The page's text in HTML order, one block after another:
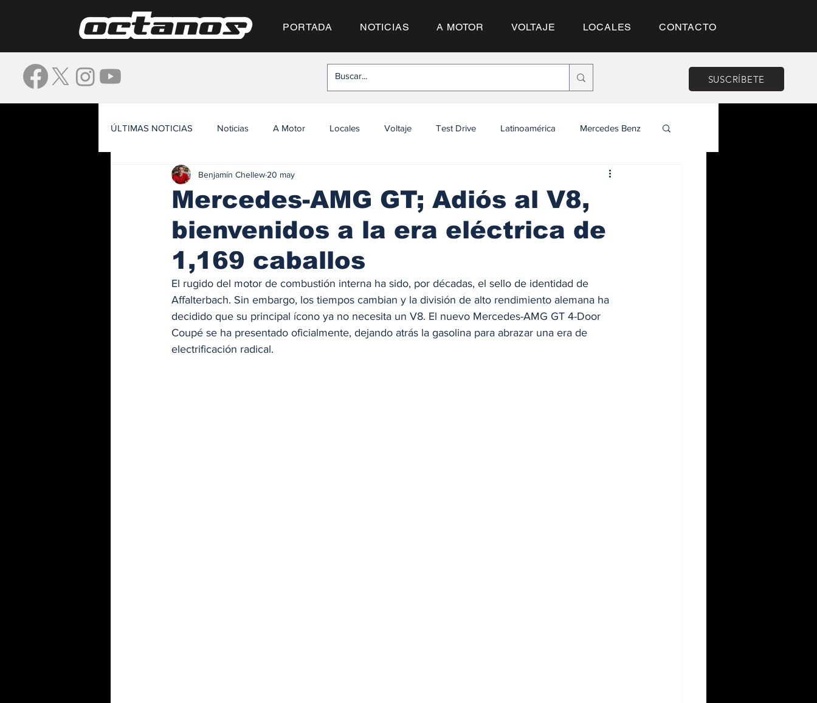
PORTADA NOTICIAS A MOTOR VOLTAJE LOCALES CONTACTO
SUSCRÍBETE
ÚLTIMAS NOTICIAS Noticias A Motor Locales Voltaje Test Drive Latinoamérica Mercedes Benz
Mercedes-AMG GT; Adiós al V8,
bienvenidos a la era eléctrica de
1,169 caballos
Benjamín Chellew 20 may
El rugido del motor de combustión interna ha sido, por décadas, el sello de identidad de
Affalterbach. Sin embargo, los tiempos cambian y la división de alto rendimiento alemana ha
decidido que su principal ícono ya no necesita un V8. El nuevo Mercedes-AMG GT 4-Door
Coupé se ha presentado oficialmente, dejando atrás la gasolina para abrazar una era de
electrificación radical.